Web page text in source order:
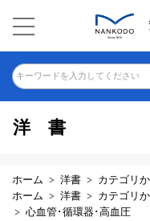
キーワードを入力してください
洋書
ホーム 洋書 カテゴリ
ホーム
洋書 カテゴリ
心血管･循環器･高血圧